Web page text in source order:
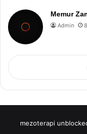
Memur
Admin
mezoterapi